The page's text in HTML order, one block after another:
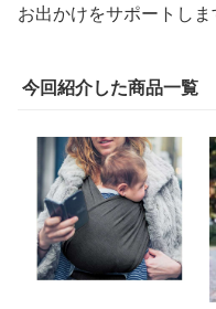
お出かけをサポートしま
今回紹介した商品一覧